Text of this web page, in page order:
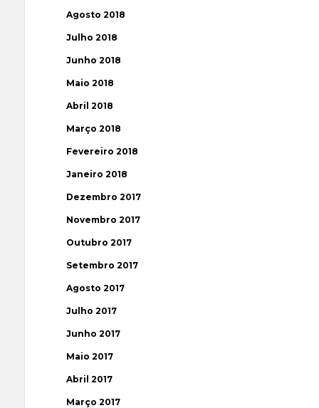
Agosto 2018
Julho 2018
Junho 2018
Maio 2018
Abril 2018
Março 2018
Fevereiro 2018
Janeiro 2018
Dezembro 2017
Novembro 2017
Outubro 2017
Setembro 2017
Agosto 2017
Julho 2017
Junho 2017
Maio 2017
Abril 2017
Março 2017